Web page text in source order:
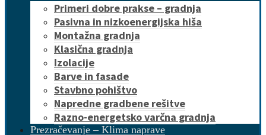
Primeri dobre prakse – gradnja
Pasivna in nizkoenergijska hiša
Montažna gradnja
Klasična gradnja
Izolacije
Barve in fasade
Stavbno pohištvo
Napredne gradbene rešitve
Razno-energetsko varčna gradnja
Prezračevanje – Klima naprave